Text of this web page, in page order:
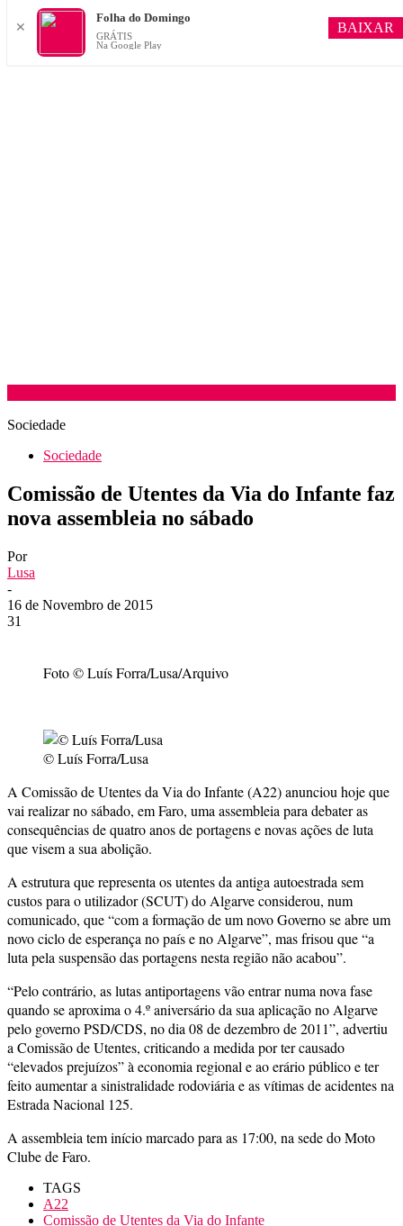
Sociedade
Sociedade
Comissão de Utentes da Via do Infante faz
nova assembleia no sábado
Por
Lusa
-
16 de Novembro de 2015
31
Foto © Luís Forra/Lusa/Arquivo
© Luís Forra/Lusa
A Comissão de Utentes da Via do Infante (A22) anunciou hoje que
vai realizar no sábado, em Faro, uma assembleia para debater as
consequências de quatro anos de portagens e novas ações de luta
que visem a sua abolição.
A estrutura que representa os utentes da antiga autoestrada sem
custos para o utilizador (SCUT) do Algarve considerou, num
comunicado, que “com a formação de um novo Governo se abre um
novo ciclo de esperança no país e no Algarve”, mas frisou que “a
luta pela suspensão das portagens nesta região não acabou”.
“Pelo contrário, as lutas antiportagens vão entrar numa nova fase
quando se aproxima o 4.º aniversário da sua aplicação no Algarve
pelo governo PSD/CDS, no dia 08 de dezembro de 2011”, advertiu
a Comissão de Utentes, criticando a medida por ter causado
“elevados prejuízos” à economia regional e ao erário público e ter
feito aumentar a sinistralidade rodoviária e as vítimas de acidentes na
Estrada Nacional 125.
A assembleia tem início marcado para as 17:00, na sede do Moto
Clube de Faro.
TAGS
A22
Comissão de Utentes da Via do Infante
✕
Folha do Domingo
GRÁTIS
Na Google Play
BAIXAR